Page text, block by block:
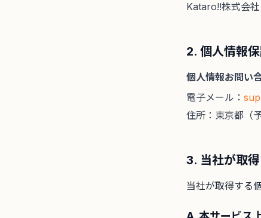
Kataro!!株式会社
2. 個人情報
個人情報お問い
電子メール：
住所：東京都（予
3. 当社が取
当社が取得する